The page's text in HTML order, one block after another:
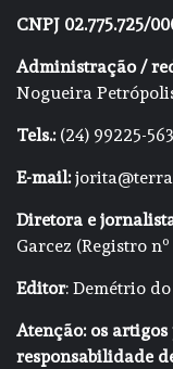
CNPJ 02.775.725/
Administração /
Nogueira
Tels.:(24) 99225-
E-mail:
Diretora e
Garcez (Registro
Editor: Demétrio
Atenção: os
responsabilidade